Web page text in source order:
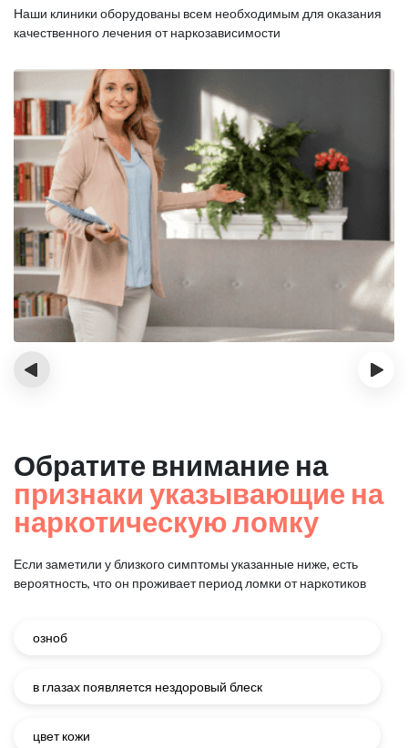
Наши клиники оборудованы всем необходимым для оказания
качественного лечения от наркозависимости
‹ ›
Обратите внимание на
признаки указывающие на
наркотическую ломку
Если заметили у близкого симптомы указанные ниже, есть
вероятность, что он проживает период ломки от наркотиков
озноб
в глазах появляется нездоровый блеск
цвет кожи